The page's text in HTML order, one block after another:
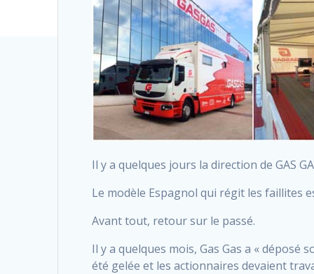
Il y a quelques jours la direction de GAS
Le modèle Espagnol qui régit les faillites
Avant tout, retour sur le passé.
Il y a quelques mois, Gas Gas a « déposé
été gelée et les actionnaires devaient